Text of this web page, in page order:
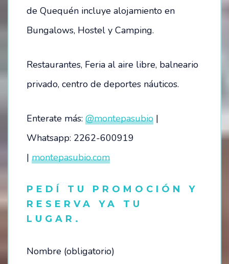
de Quequén incluye alojamiento en
Bungalows, Hostel y Camping.
Restaurantes, Feria al aire libre, balneario
privado, centro de deportes náuticos.
Enterate más: @montepasubio |
Whatsapp: 2262-600919
| montepasubio.com
PEDÍ TU PROMOCIÓN Y
RESERVA YA TU
LUGAR.
Nombre (obligatorio)